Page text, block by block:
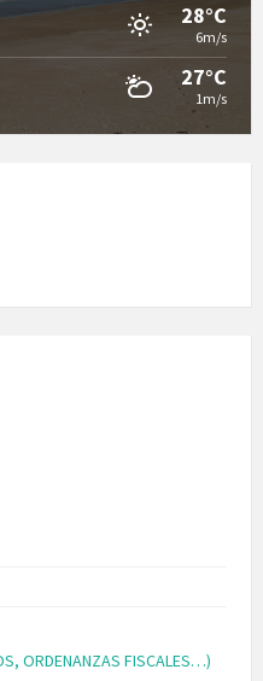
28°C
6m/s
27°C
1m/s
ORDENANZAS FISCALES…)